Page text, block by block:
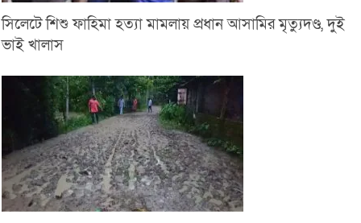
সিলেটে শিশু ফাহিমা হত্যা মামলায় প্রধান আসামির মৃত্যুদণ্ড, দুই
ভাই খালাস